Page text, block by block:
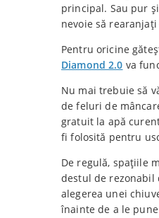
principal. Sau pur
nevoie să rearanjați
Pentru oricine
Diamond 2.0 va
Nu mai trebuie să
de feluri de
gratuit la apă
fi folosită pentru
De regulă, spațiile
destul de rezonabil
alegerea unei
înainte de a le